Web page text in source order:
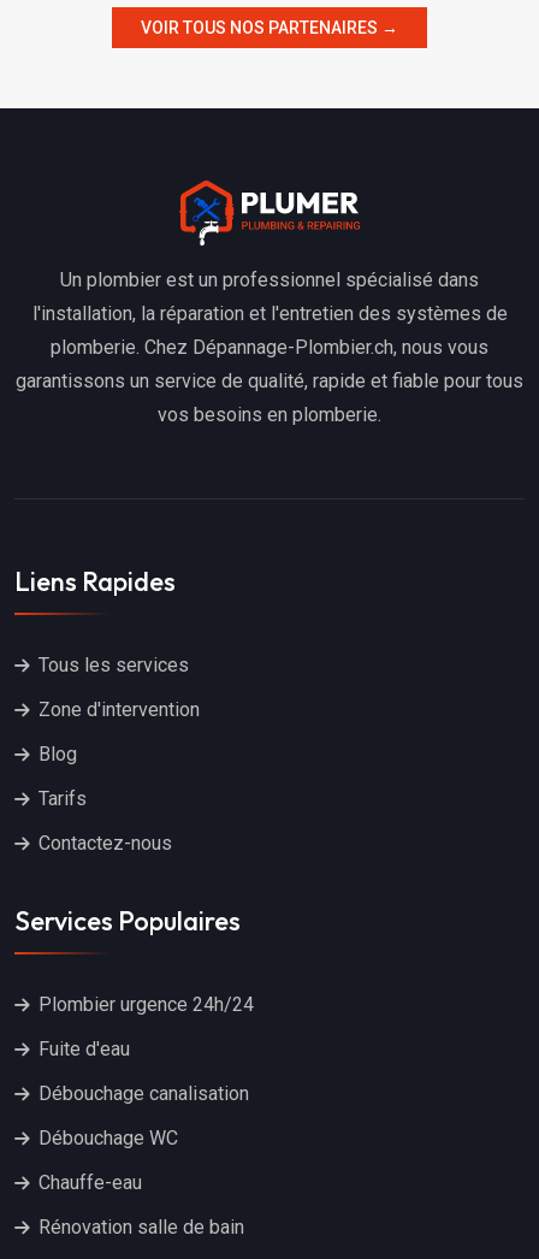
VOIR TOUS NOS PARTENAIRES →
Un plombier est un professionnel spécialisé dans
l'installation, la réparation et l'entretien des systèmes de
plomberie. Chez Dépannage-Plombier.ch, nous vous
garantissons un service de qualité, rapide et fiable pour tous
vos besoins en plomberie.
Liens Rapides
Tous les services
Zone d'intervention
Blog
Tarifs
Contactez-nous
Services Populaires
Plombier urgence 24h/24
Fuite d'eau
Débouchage canalisation
Débouchage WC
Chauffe-eau
Rénovation salle de bain